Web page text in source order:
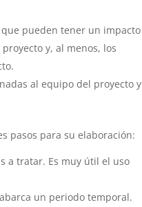
pueden tener un impacto
y, al menos, los
al equipo del proyecto y
pasos para su elaboración:
a tratar. Es muy útil el uso
un periodo temporal.